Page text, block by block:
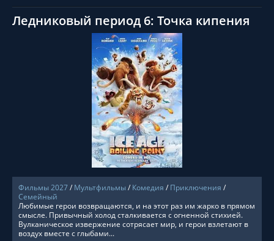
Ледниковый период 6: Точка кипения
СМОТРЕТЬ ОНЛАЙН
Фильмы 2027/ Мультфильмы/ Комедия / Приключения /
Семейный
Любимые герои возвращаются, и на этот раз им жарко в прямом
смысле. Привычный холод сталкивается с огненной стихией.
Вулканическое извержение сотрясает мир, и герои взлетают в
воздух вместе с глыбами...